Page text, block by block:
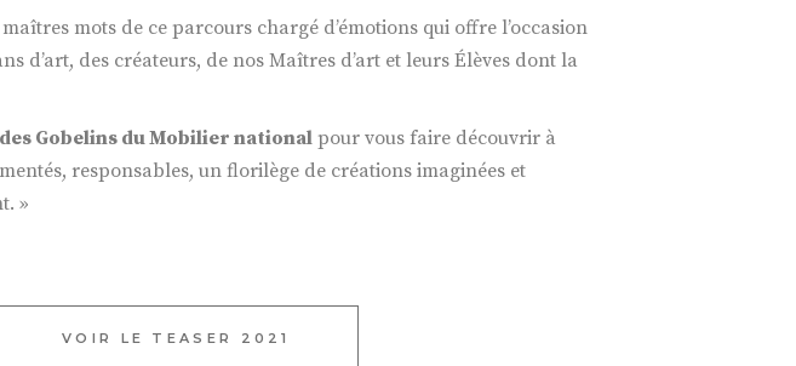
mots de ce parcours chargé d’émotions qui offre l’occasion
d’art, des créateurs, de nos Maîtres d’art et leurs Élèves dont la
Gobelins du Mobilier national pour vous faire découvrir à
responsables, un florilège de créations imaginées et
»
VOIR LE TEASER 2021